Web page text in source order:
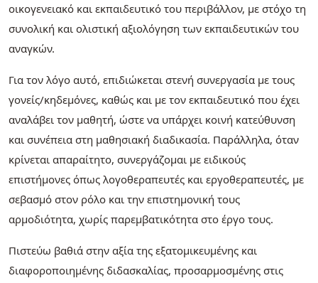
οικογενειακό και εκπαιδευτικό του περιβάλλον, με στόχο τη
συνολική και ολιστική αξιολόγηση των εκπαιδευτικών του
αναγκών.
Για τον λόγο αυτό, επιδιώκεται στενή συνεργασία με τους
γονείς/κηδεμόνες, καθώς και με τον εκπαιδευτικό που έχει
αναλάβει τον μαθητή, ώστε να υπάρχει κοινή κατεύθυνση
και συνέπεια στη μαθησιακή διαδικασία. Παράλληλα, όταν
κρίνεται απαραίτητο, συνεργάζομαι με ειδικούς
επιστήμονες όπως λογοθεραπευτές και εργοθεραπευτές, με
σεβασμό στον ρόλο και την επιστημονική τους
αρμοδιότητα, χωρίς παρεμβατικότητα στο έργο τους.
Πιστεύω βαθιά στην αξία της εξατομικευμένης και
διαφοροποιημένης διδασκαλίας, προσαρμοσμένης στις